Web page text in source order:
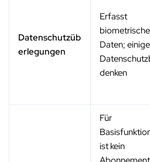
Datenschutzüb
erlegungen
Erfasst
biometrische
Daten; einige
denken
Für
ist kein